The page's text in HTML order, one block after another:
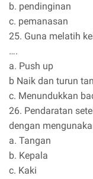
b. pendinginan
c. pemanasan
25. Guna melatih
….
a. Push up
b Naik dan turun
c. Menundukkan
26. Pendaratan
dengan
a. Tangan
b. Kepala
c. Kaki